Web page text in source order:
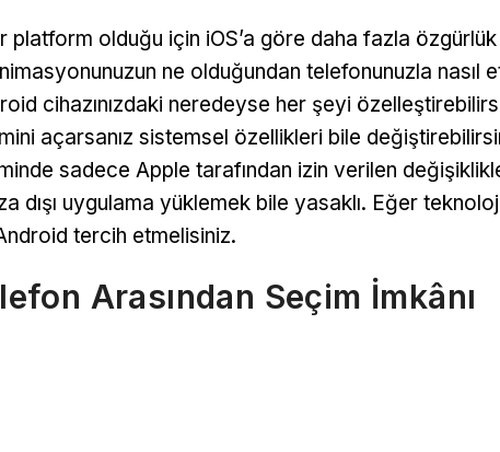
platform olduğu için iOS’a göre daha fazla
ne olduğundan telefonunuzla nasıl
cihazınızdaki neredeyse her şeyi
açarsanız sistemsel özellikleri bile
sadece Apple tarafından izin verilen
dışı uygulama yüklemek bile yasaklı. Eğer
tercih etmelisiniz.
Arasından Seçim İmkânı